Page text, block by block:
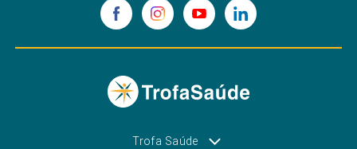
Trofa Saúde